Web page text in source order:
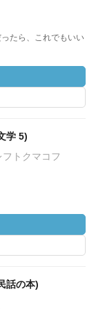
たら、これでもいい
学 5)
トクマコフ
話の本)